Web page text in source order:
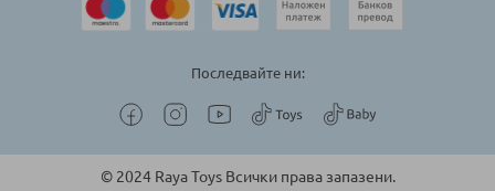
Последвайте ни:
© 2024 Raya Toys Всички права запазени.